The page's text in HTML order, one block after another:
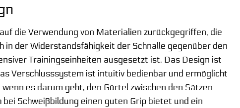
die Verwendung von Materialien zurückgegriffen, die
der Widerstandsfähigkeit der Schnalle gegenüber den
Trainingseinheiten ausgesetzt ist. Das Design ist
Verschlusssystem ist intuitiv bedienbar und ermöglicht
es darum geht, den Gürtel zwischen den Sätzen
Schweißbildung einen guten Grip bietet und ein